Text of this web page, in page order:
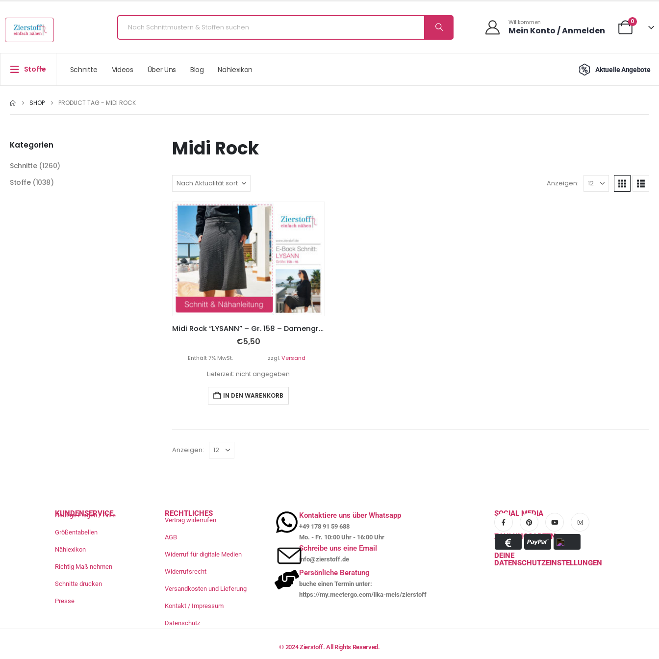
Willkommen
Mein Konto / Anmelden
0
Stoffe Schnitte Videos Über Uns Blog Nählexikon Aktuelle Angebote
SHOP PRODUCT TAG - MIDI ROCK
Midi Rock
Anzeigen:
Midi Rock “LYSANN” – Gr. 158 – Damengr. 46
€5,50
Enthält 7% MwSt. zzgl.Versand
Lieferzeit: nicht angegeben
IN DEN WARENKORB
Anzeigen:
Kategorien
Schnitte (1260)
Stoffe (1038)
KUNDENSERVICE
Häufige Fragen / Hilfe
Größentabellen
Nählexikon
Richtig Maß nehmen
Schnitte drucken
Presse
RECHTLICHES
Vertrag widerrufen
AGB
Widerruf für digitale Medien
Widerrufsrecht
Versandkosten und Lieferung
Kontakt / Impressum
Datenschutz
Kontaktiere uns über Whatsapp
+49 178 91 59 688
Mo. - Fr. 10:00 Uhr - 16:00 Uhr
Schreibe uns eine Email
info@zierstoff.de
Persönliche Beratung
buche einen Termin unter:
https://my.meetergo.com/ilka-meis/zierstoff
SOCIAL MEDIA
ZAHLUNGSARTEN
DEINE
DATENSCHUTZEINSTELLUNGEN
© 2024 Zierstoff. All Rights Reserved.